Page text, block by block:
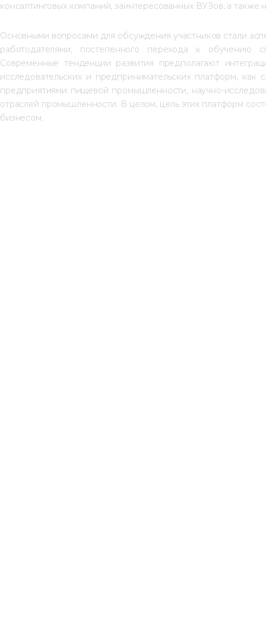
консалтинговых компаний, заинтересованных ВУЗов, а
Основными вопросами для обсуждения участников стали
работодателями, постепенного перехода к обучению
Современные тенденции развития предполагают
исследовательских и предпринимательских платформ,
предприятиями пищевой промышленности, научно-
отраслей промышленности. В целом, цель этих платформ
бизнесом.